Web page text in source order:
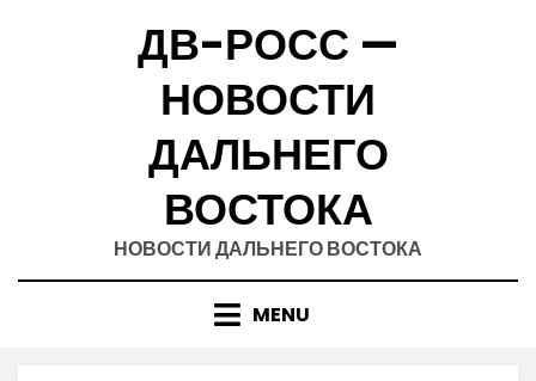
ДВ-РОСС —
НОВОСТИ
ДАЛЬНЕГО
ВОСТОКА
НОВОСТИ ДАЛЬНЕГО ВОСТОКА
MENU